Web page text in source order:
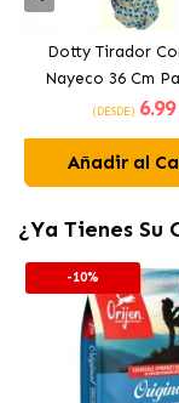
Dotty Tirador
Nayeco 36 Cm
(DESDE) 6
Añadir al
¿Ya Tienes Su
-10%